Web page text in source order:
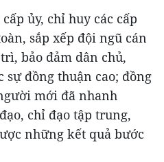
ủy, chỉ huy các cấp
sắp xếp đội ngũ cán
bảo đảm dân chủ,
đồng thuận cao; đồng
mới đã nhanh
chỉ đạo tập trung,
những kết quả bước